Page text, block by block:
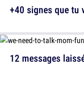
12 messages
+40 signes que tu